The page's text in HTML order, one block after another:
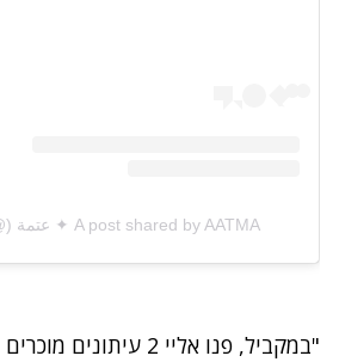
A post shared by AATMA ✦ عتمة (@aatma.amtaa)
"במקביל, פנו אליי 2